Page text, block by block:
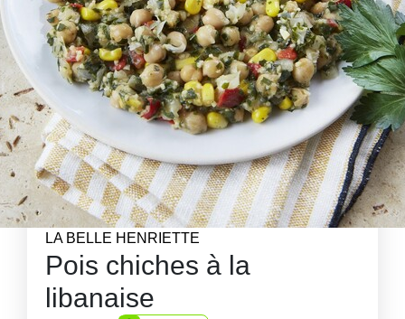
LA BELLE HENRIETTE
Pois chiches à la
libanaise